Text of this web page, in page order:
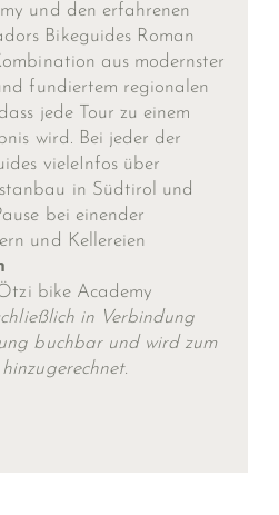
und den erfahrenen
Bikeguides Roman
aus modernster
fundiertem regionalen
jede Tour zu einem
wird. Bei jeder der
vieleInfos über
in Südtirol und
bei einender
und Kellereien
bike Academy
in Verbindung
buchbar und wird zum